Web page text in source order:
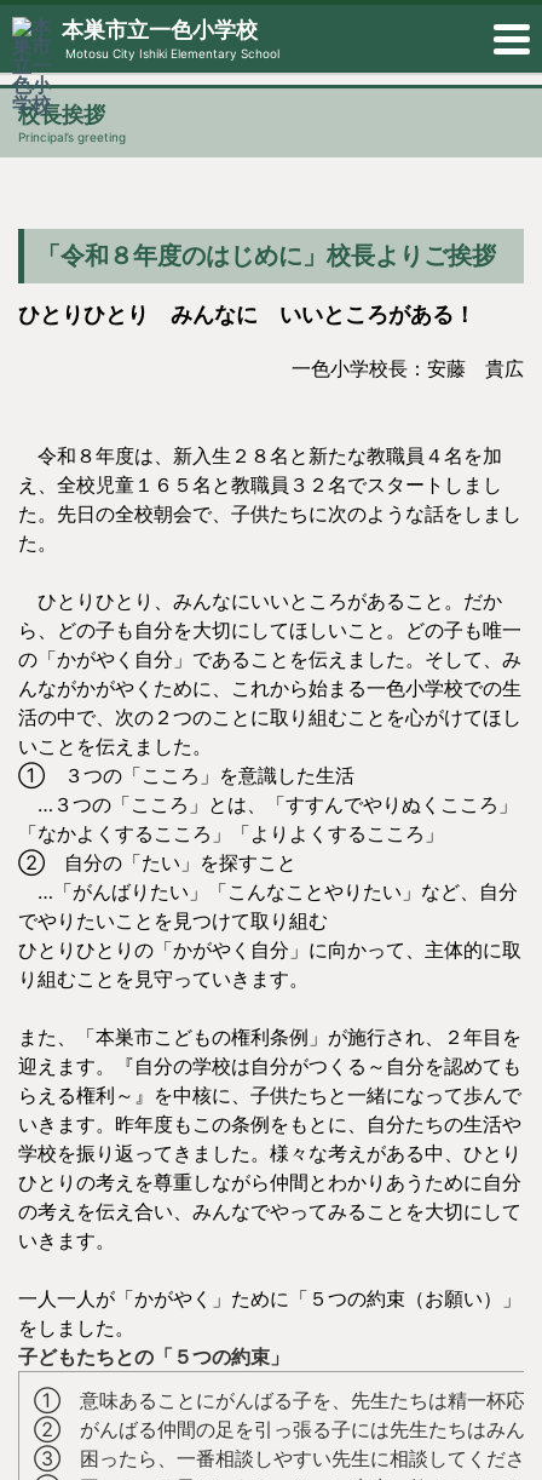
本巣市立一色小学校
Motosu City Ishiki Elementary School
校長挨拶
Principal’s greeting
「令和８年度のはじめに」校長よりご挨拶
ひとりひとり みんなに いいところがある！
一色小学校長：安藤 貴広
令和８年度は、新入生２８名と新たな教職員４名を加
え、全校児童１６５名と教職員３２名でスタートしまし
た。先日の全校朝会で、子供たちに次のような話をしまし
た。
ひとりひとり、みんなにいいところがあること。だか
ら、どの子も自分を大切にしてほしいこと。どの子も唯一
の「かがやく自分」であることを伝えました。そして、み
んながかがやくために、これから始まる一色小学校での生
活の中で、次の２つのことに取り組むことを心がけてほし
いことを伝えました。
① ３つの「こころ」を意識した生活
…３つの「こころ」とは、「すすんでやりぬくこころ」
「なかよくするこころ」「よりよくするこころ」
② 自分の「たい」を探すこと
…「がんばりたい」「こんなことやりたい」など、自分
でやりたいことを見つけて取り組む
ひとりひとりの「かがやく自分」に向かって、主体的に取
り組むことを見守っていきます。
また、「本巣市こどもの権利条例」が施行され、２年目を
迎えます。『自分の学校は自分がつくる～自分を認めても
らえる権利～』を中核に、子供たちと一緒になって歩んで
いきます。昨年度もこの条例をもとに、自分たちの生活や
学校を振り返ってきました。様々な考えがある中、ひとり
ひとりの考えを尊重しながら仲間とわかりあうために自分
の考えを伝え合い、みんなでやってみることを大切にして
いきます。
一人一人が「かがやく」ために「５つの約束（お願い）」
をしました。
子どもたちとの「５つの約束」
① 意味あることにがんばる子を、先生たちは精一杯応
② がんばる仲間の足を引っ張る子には先生たちはみん
③ 困ったら、一番相談しやすい先生に相談してくださ